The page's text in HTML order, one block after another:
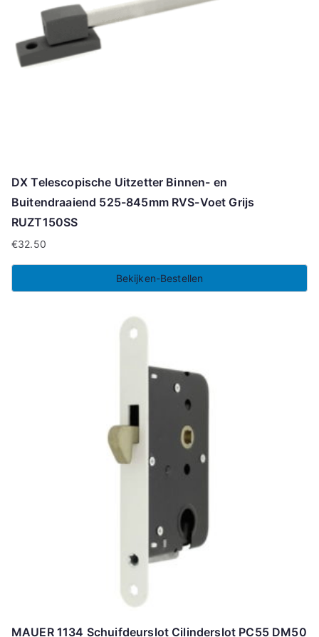
DX Telescopische Uitzetter Binnen- en
Buitendraaiend 525-845mm RVS-Voet Grijs
RUZT150SS
€32.50
Bekijken-Bestellen
MAUER 1134 Schuifdeurslot Cilinderslot PC55 DM50